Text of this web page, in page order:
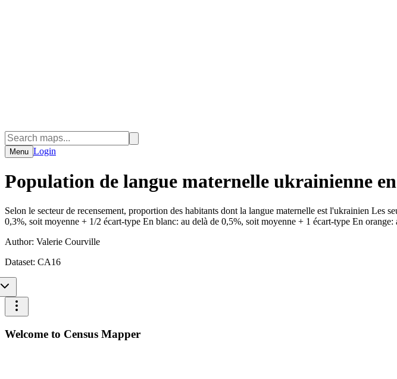
Menu Login
Population de langue maternelle ukrainienne
Selon le secteur de recensement, proportion des habitants dont la langue maternelle est l'ukrainien
0,3%, soit moyenne + 1/2 écart-type En blanc: au delà de 0,5%, soit moyenne + 1 écart-type En
Author: Valerie Courville
Dataset: CA16
Welcome to Census Mapper